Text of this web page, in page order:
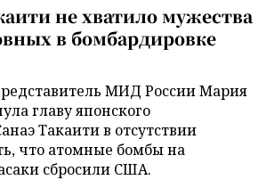
не хватило мужества
в бомбардировке
МИД России Мария
главу японского
Такаити в отсутствии
что атомные бомбы на
сбросили США.